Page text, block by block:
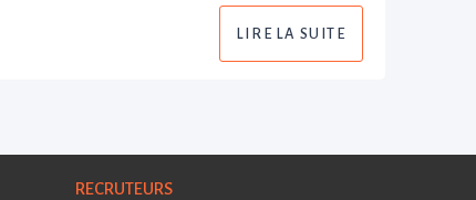
LIRE LA SUITE
RECRUTEURS